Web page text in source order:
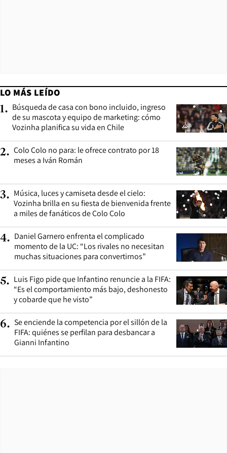
LO MÁS LEÍDO
1. Búsqueda de casa con bono incluido, ingreso
de su mascota y equipo de marketing: cómo
Vozinha planifica su vida en Chile
2. Colo Colo no para: le ofrece contrato por 18
meses a Iván Román
3. Música, luces y camiseta desde el cielo:
Vozinha brilla en su fiesta de bienvenida frente
a miles de fanáticos de Colo Colo
4. Daniel Garnero enfrenta el complicado
momento de la UC: “Los rivales no necesitan
muchas situaciones para convertirnos”
5. Luis Figo pide que Infantino renuncie a la FIFA:
“Es el comportamiento más bajo, deshonesto
y cobarde que he visto”
6. Se enciende la competencia por el sillón de la
FIFA: quiénes se perfilan para desbancar a
Gianni Infantino